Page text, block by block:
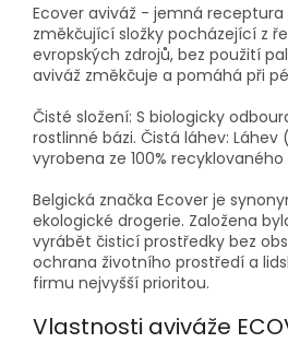
Ecover aviváž - jemná
změkčující složky pocházející z
evropských zdrojů, bez použití
aviváž změkčuje a pomáhá při
Čisté složení: S biologicky
rostlinné bázi. Čistá láhev:
vyrobena ze 100% recyklovaného
Belgická značka Ecover je
ekologické drogerie. Založena
vyrábět čisticí prostředky bez
ochrana životního prostředí a
firmu nejvyšší prioritou.
Vlastnosti aviváže